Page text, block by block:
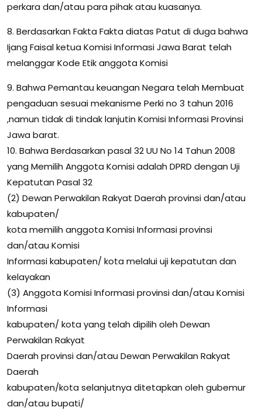
perkara dan/atau para pihak atau kuasanya.
8. Berdasarkan Fakta Fakta diatas Patut di duga bahwa
Ijang Faisal ketua Komisi Informasi Jawa Barat telah
melanggar Kode Etik anggota Komisi
9. Bahwa Pemantau keuangan Negara telah Membuat
pengaduan sesuai mekanisme Perki no 3 tahun 2016
,namun tidak di tindak lanjutin Komisi Informasi Provinsi
Jawa barat.
10. Bahwa Berdasarkan pasal 32 UU No 14 Tahun 2008
yang Memilih Anggota Komisi adalah DPRD dengan Uji
Kepatutan Pasal 32
(2) Dewan Perwakilan Rakyat Daerah provinsi dan/atau
kabupaten/
kota memilih anggota Komisi Informasi provinsi
dan/atau Komisi
Informasi kabupaten/ kota melalui uji kepatutan dan
kelayakan
(3) Anggota Komisi Informasi provinsi dan/atau Komisi
Informasi
kabupaten/ kota yang telah dipilih oleh Dewan
Perwakilan Rakyat
Daerah provinsi dan/atau Dewan Perwakilan Rakyat
Daerah
kabupaten/kota selanjutnya ditetapkan oleh gubemur
dan/atau bupati/